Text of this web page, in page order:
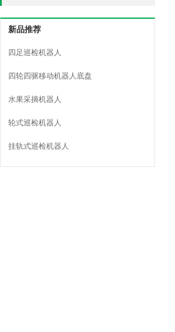
新品推荐
四足巡检机器人
四轮四驱移动机器人底盘
水果采摘机器人
轮式巡检机器人
挂轨式巡检机器人